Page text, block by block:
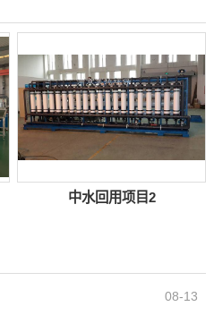
中水回用项目2
08-13